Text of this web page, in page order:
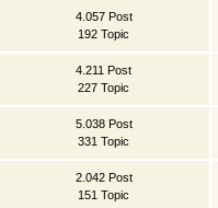
4.057 Post
192 Topic
4.211 Post
227 Topic
5.038 Post
331 Topic
2.042 Post
151 Topic